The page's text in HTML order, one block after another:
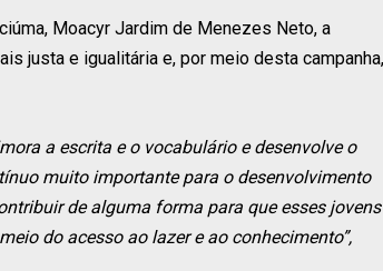
Moacyr Jardim de Menezes Neto, a
justa e igualitária e, por meio desta campanha,
a escrita e o vocabulário e desenvolve o
muito importante para o desenvolvimento
de alguma forma para que esses jovens
do acesso ao lazer e ao conhecimento”,